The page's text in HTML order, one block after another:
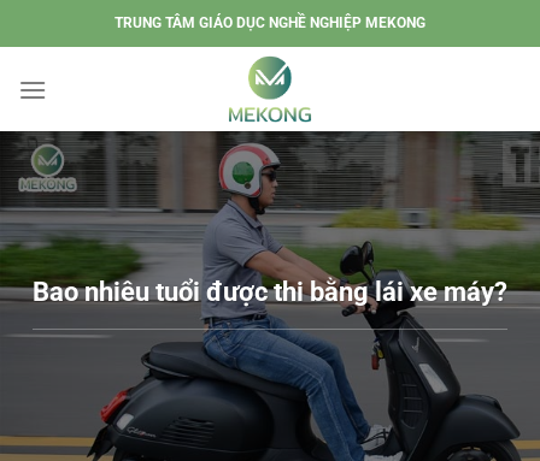
đến
dung
TRUNG TÂM GIÁO DỤC NGHỀ NGHIỆP MEKONG
Bao nhiêu tuổi được thi bằng lái xe máy?